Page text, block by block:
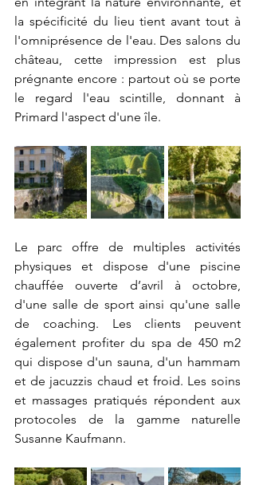
la spécificité du lieu tient avant tout à
l'omniprésence de l'eau. Des salons du
château, cette impression est plus
prégnante encore : partout où se porte
le regard l'eau scintille, donnant à
Primard l'aspect d'une île.
Le parc offre de multiples activités
physiques et dispose d'une piscine
chauffée ouverte d’avril à octobre,
d'une salle de sport ainsi qu'une salle
de coaching. Les clients peuvent
également profiter du spa de 450 m2
qui dispose d'un sauna, d'un hammam
et de jacuzzis chaud et froid. Les soins
et massages pratiqués répondent aux
protocoles de la gamme naturelle
Susanne Kaufmann.